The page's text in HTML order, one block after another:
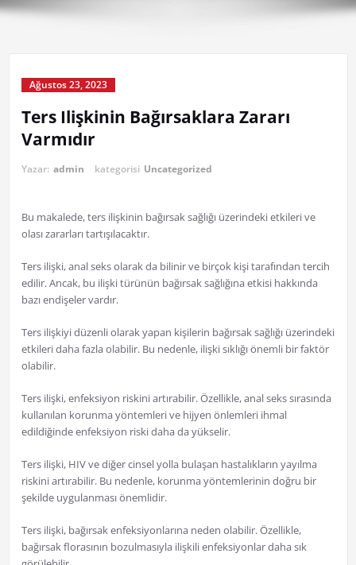
Ağustos 23, 2023
Ters Ilişkinin Bağırsaklara Zararı
Varmıdır
Yazar: admin kategorisi Uncategorized
Bu makalede, ters ilişkinin bağırsak sağlığı üzerindeki etkileri ve
olası zararları tartışılacaktır.
Ters ilişki, anal seks olarak da bilinir ve birçok kişi tarafından tercih
edilir. Ancak, bu ilişki türünün bağırsak sağlığına etkisi hakkında
bazı endişeler vardır.
Ters ilişkiyi düzenli olarak yapan kişilerin bağırsak sağlığı üzerindeki
etkileri daha fazla olabilir. Bu nedenle, ilişki sıklığı önemli bir faktör
olabilir.
Ters ilişki, enfeksiyon riskini artırabilir. Özellikle, anal seks sırasında
kullanılan korunma yöntemleri ve hijyen önlemleri ihmal
edildiğinde enfeksiyon riski daha da yükselir.
Ters ilişki, HIV ve diğer cinsel yolla bulaşan hastalıkların yayılma
riskini artırabilir. Bu nedenle, korunma yöntemlerinin doğru bir
şekilde uygulanması önemlidir.
Ters ilişki, bağırsak enfeksiyonlarına neden olabilir. Özellikle,
bağırsak florasının bozulmasıyla ilişkili enfeksiyonlar daha sık